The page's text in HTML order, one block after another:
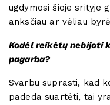
ugdymosi šioje srityje
anksčiau ar vėliau
Kodėl reikėtų nebijoti
pagarba?
Svarbu suprasti, kad
padeda suartėti, tai